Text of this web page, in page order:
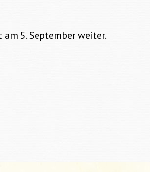
5. September weiter.